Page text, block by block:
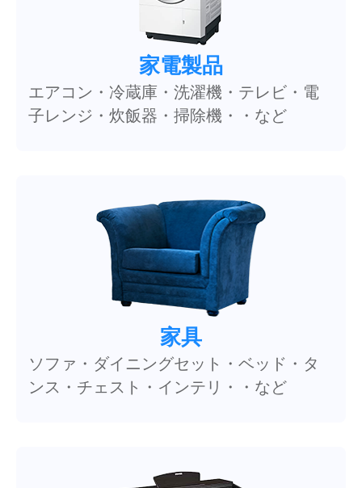
家電製品
エアコン・冷蔵庫・洗濯機・テレビ・電
子レンジ・炊飯器・掃除機・・など
家具
ソファ・ダイニングセット・ベッド・タ
ンス・チェスト・インテリ・・など